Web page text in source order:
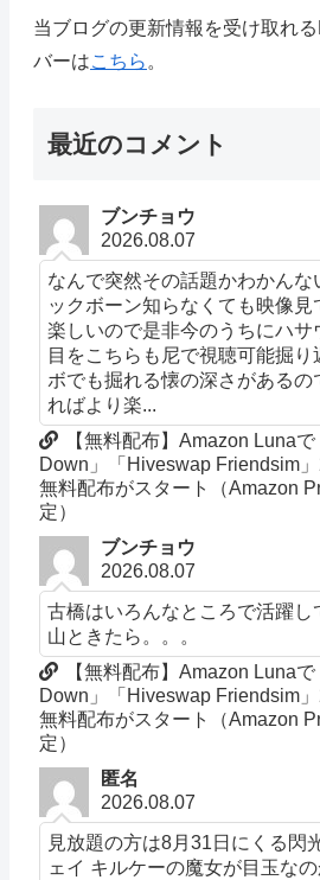
当ブログの更新情報を受け取れ
バーはこちら 。
最近のコメント
ブンチョウ
2026.08.07
なんで突然その話題かわかんな
ックボーン知らなくても映像見
楽しいので是非今のうちにハサ
目をこちらも尼で視聴可能掘り
ボでも掘れる懐の深さがあるの
ればより楽...
【無料配布】Amazon Luna
Down」「Hiveswap Friendsim
無料配布がスタート（Amazon
定）
ブンチョウ
2026.08.07
古橋はいろんなところで活躍し
山ときたら。。。
【無料配布】Amazon Luna
Down」「Hiveswap Friendsim
無料配布がスタート（Amazon
定）
匿名
2026.08.07
見放題の方は8月31日にくる閃
ェイ キルケーの魔女が目玉な